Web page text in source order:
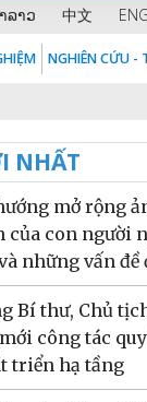
ລາວ 中文
NGHIÊN CỨU -
NHẤT
mở rộng
của con người
những vấn đề
Bí thư, Chủ
công tác
triển hạ tầng